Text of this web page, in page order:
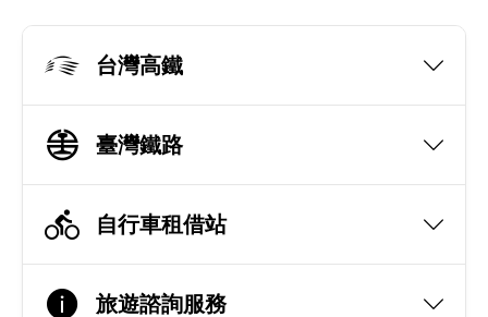
台灣高鐵
臺灣鐵路
自行車租借站
旅遊諮詢服務